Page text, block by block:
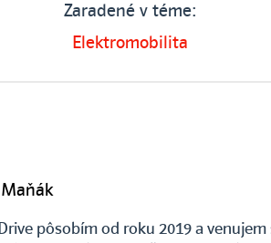
Zaradené v téme:
Elektromobilita
Maňák
pôsobím od roku 2019 a venujem